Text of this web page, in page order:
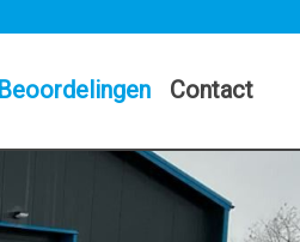
Beoordelingen Contact